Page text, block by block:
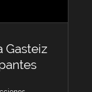
Gasteiz